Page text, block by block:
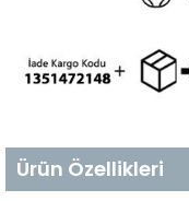
Ürün Özellikleri